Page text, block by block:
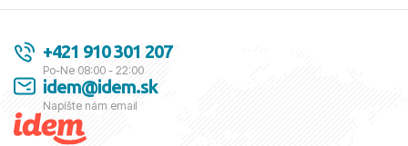
+421 910 301 207
Po-Ne 08:00 - 22:00
idem@idem.sk
Napíšte nám email